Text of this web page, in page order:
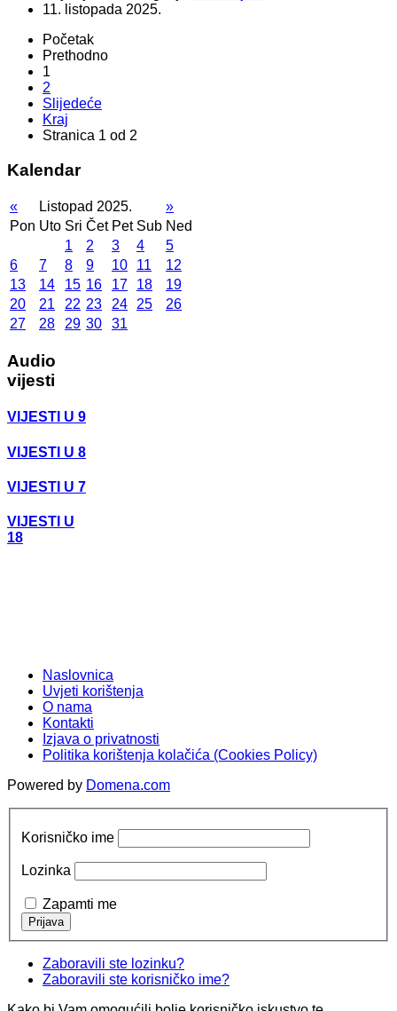
11. listopada 2025.
Početak
Prethodno
1
2
Slijedeće
Kraj
Stranica 1 od 2
Kalendar
« Listopad 2025.
»
Pon Uto Sri Čet Pet Sub Ned
1
2 3 4
5
6
7 8 9 10 11
12
13
14 15 16 17 18
19
20
21 22 23 24 25
26
27
28 29 30 31
Audio
vijesti
VIJESTI U 9
VIJESTI U 8
VIJESTI U 7
VIJESTI U
18
Naslovnica
Uvjeti korištenja
O nama
Kontakti
Izjava o privatnosti
Politika korištenja kolačića (Cookies Policy)
Powered by Domena.com
Korisničko ime
Lozinka
Zapamti me
Zaboravili ste lozinku?
Zaboravili ste korisničko ime?